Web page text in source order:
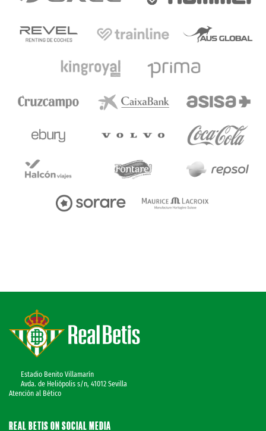
Estadio Benito Villamarín
Avda. de Heliópolis s/n, 41012 Sevilla
Atención al Bético
REAL BETIS ON SOCIAL MEDIA